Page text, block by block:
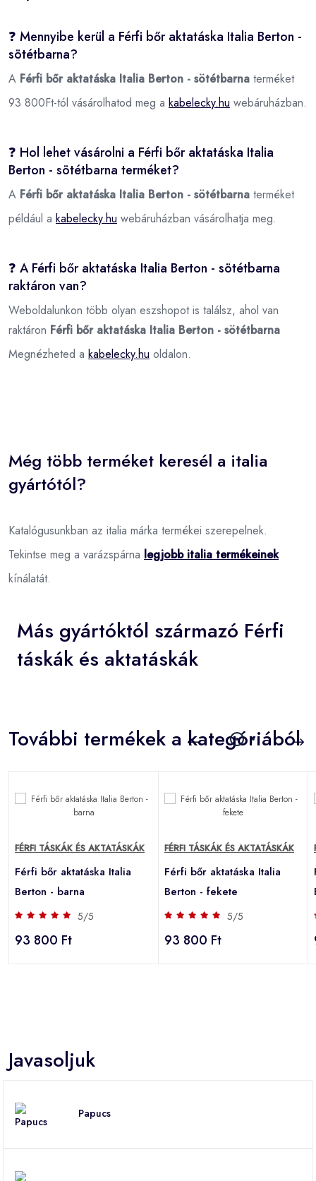
❓ Mennyibe kerül a Férfi bőr aktatáska Italia Berton -
sötétbarna?
A Férfi bőr aktatáska Italia Berton - sötétbarna terméket
93 800Ft-tól vásárolhatod meg a kabelecky.hu webáruházban.
❓ Hol lehet vásárolni a Férfi bőr aktatáska Italia
Berton - sötétbarna terméket?
A Férfi bőr aktatáska Italia Berton - sötétbarna terméket
például a kabelecky.hu webáruházban vásárolhatja meg.
❓ A Férfi bőr aktatáska Italia Berton - sötétbarna
raktáron van?
Weboldalunkon több olyan eszshopot is találsz, ahol van
raktáron Férfi bőr aktatáska Italia Berton - sötétbarna
Megnézheted a kabelecky.hu oldalon.
Még több terméket keresél a italia
gyártótól?
Katalógusunkban az italia márka termékei szerepelnek.
Tekintse meg a varázspárna legjobb italia termékeinek
kínálatát.
Más gyártóktól származó Férfi
táskák és aktatáskák
További termékek a kategóriából
FÉRFI TÁSKÁK ÉS AKTATÁSKÁK
Férfi bőr aktatáska Italia
Berton - barna
5/5
93 800 Ft
FÉRFI TÁSKÁK ÉS AKTATÁSKÁK
Férfi bőr aktatáska Italia
Berton - fekete
5/5
93 800 Ft
Javasoljuk
Papucs